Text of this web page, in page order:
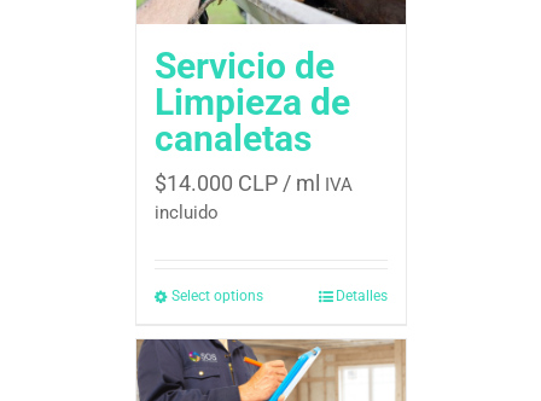
Servicio de
Limpieza de
canaletas
$14.000 CLP/ ml IVA
incluido
Select options Detalles